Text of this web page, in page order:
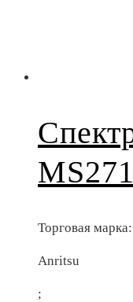
Торговая марка:
Anritsu
;